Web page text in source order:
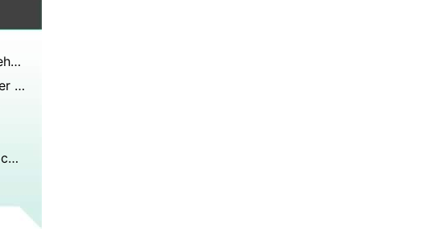
Alternative Revmatoid Artritt Behandlinger
Forskjellen mellom biotiske Silver &Kolloidalt sølv
Helbredende egenskaper av Coconut Oil